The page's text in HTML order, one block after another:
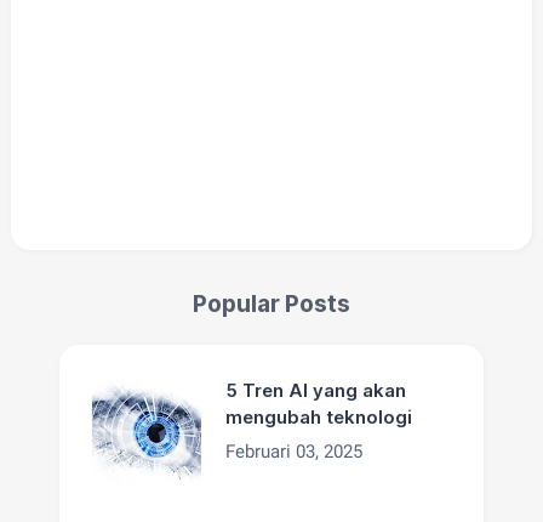
Popular Posts
5 Tren AI yang akan
mengubah teknologi
Februari 03, 2025